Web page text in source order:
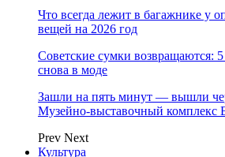
Что всегда лежит в багажнике у
вещей на 2026 год
Советские сумки возвращаются:
снова в моде
Зашли на пять минут — вышли
Музейно-выставочный
Prev Next
Культура